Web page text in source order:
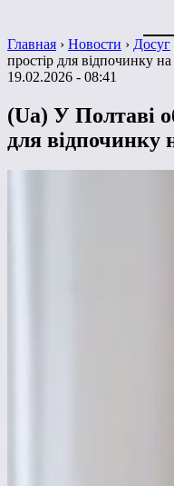
Главная › Новости › Досуг
простір для відпочинку
19.02.2026 - 08:41
(Ua) У Полтаві
для відпочинку